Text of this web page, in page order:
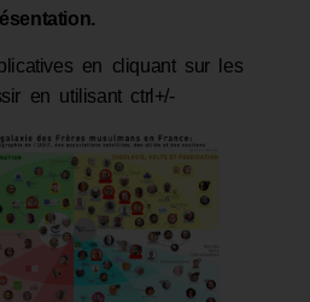
en cliquant sur les
en utilisant ctrl+/-